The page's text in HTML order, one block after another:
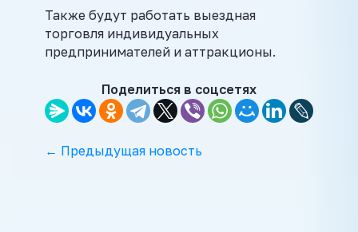
Также будут работать выездная
торговля индивидуальных
предпринимателей и аттракционы.
Поделиться в соцсетях
← Предыдущая новость